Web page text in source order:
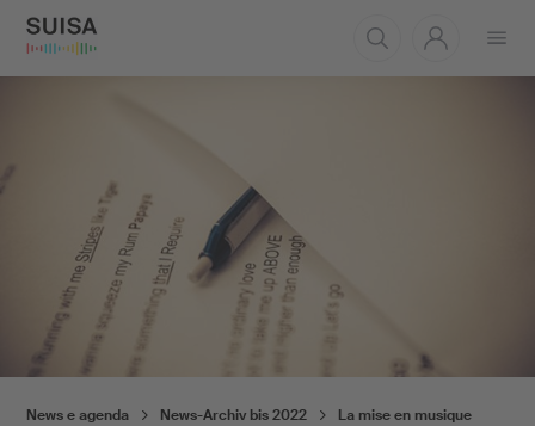
News e agenda News-Archiv bis 2022 La mise en musique